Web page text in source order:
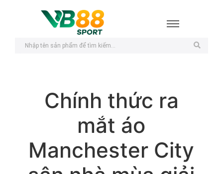
Chính thức ra
mắt áo
Manchester City